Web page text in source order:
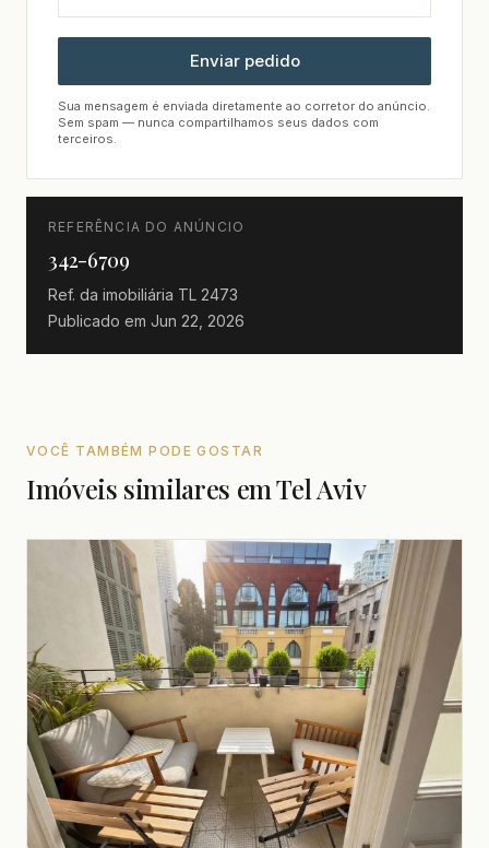
Enviar pedido
Sua mensagem é enviada diretamente ao corretor do anúncio.
Sem spam — nunca compartilhamos seus dados com
terceiros.
REFERÊNCIA DO ANÚNCIO
342-6709
Ref. da imobiliária TL 2473
Publicado em Jun 22, 2026
VOCÊ TAMBÉM PODE GOSTAR
Imóveis similares em Tel Aviv